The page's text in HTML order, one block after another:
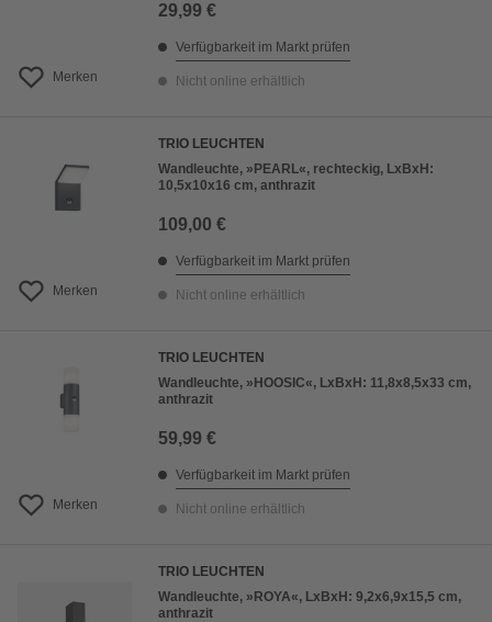
Merken
29,99 €
Verfügbarkeit im Markt prüfen
Nicht online erhältlich
Merken
TRIO LEUCHTEN
Wandleuchte, »PEARL«, rechteckig, LxBxH:
10,5x10x16 cm, anthrazit
109,00 €
Verfügbarkeit im Markt prüfen
Nicht online erhältlich
Merken
TRIO LEUCHTEN
Wandleuchte, »HOOSIC«, LxBxH: 11,8x8,5x33 cm,
anthrazit
59,99 €
Verfügbarkeit im Markt prüfen
Nicht online erhältlich
TRIO LEUCHTEN
Wandleuchte, »ROYA«, LxBxH: 9,2x6,9x15,5 cm,
anthrazit